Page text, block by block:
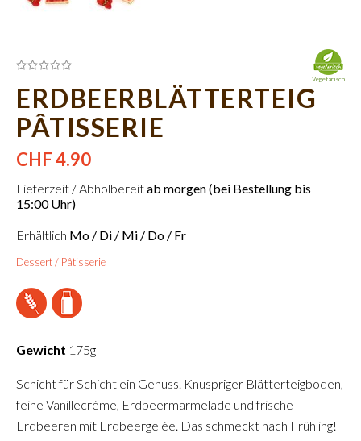
ERDBEERBLÄTTERTEIG
PÂTISSERIE
CHF 4.90
Vegetarisch
Lieferzeit / Abholbereitab morgen (bei Bestellung bis
15:00 Uhr)
Erhältlich Mo / Di / Mi / Do / Fr
Dessert / Pâtisserie
Gewicht 175g
Schicht für Schicht ein Genuss. Knuspriger Blätterteigboden,
feine Vanillecrème, Erdbeermarmelade und frische
Erdbeeren mit Erdbeergelée. Das schmeckt nach Frühling!